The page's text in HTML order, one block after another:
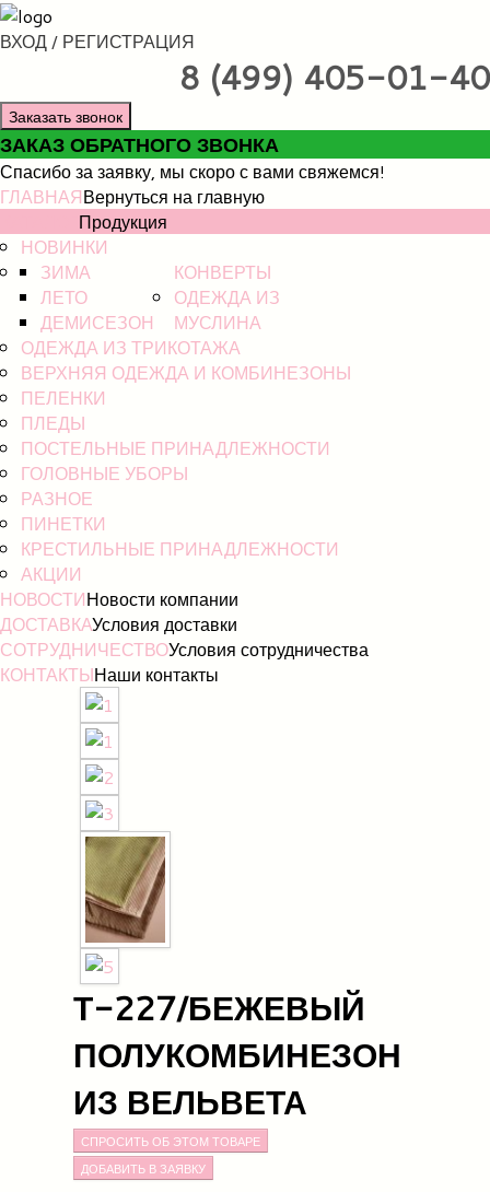
ВХОД / РЕГИСТРАЦИЯ
8 (499) 405-01-40
Заказать звонок
ЗАКАЗ ОБРАТНОГО ЗВОНКА
Спасибо за заявку, мы скоро с вами свяжемся!
ГЛАВНАЯВернуться на главную
Продукция
НОВИНКИ
КОНВЕРТЫ
ЗИМА
ЛЕТО
ДЕМИСЕЗОН
ОДЕЖДА ИЗ
МУСЛИНА
ОДЕЖДА ИЗ ТРИКОТАЖА
ВЕРХНЯЯ ОДЕЖДА И КОМБИНЕЗОНЫ
ПЕЛЕНКИ
ПЛЕДЫ
ПОСТЕЛЬНЫЕ ПРИНАДЛЕЖНОСТИ
ГОЛОВНЫЕ УБОРЫ
РАЗНОЕ
ПИНЕТКИ
КРЕСТИЛЬНЫЕ ПРИНАДЛЕЖНОСТИ
АКЦИИ
НОВОСТИНовости компании
ДОСТАВКАУсловия доставки
СОТРУДНИЧЕСТВОУсловия сотрудничества
КОНТАКТЫНаши контакты
Т-227/БЕЖЕВЫЙ
ПОЛУКОМБИНЕЗОН
ИЗ ВЕЛЬВЕТА
СПРОСИТЬ ОБ ЭТОМ ТОВАРЕ